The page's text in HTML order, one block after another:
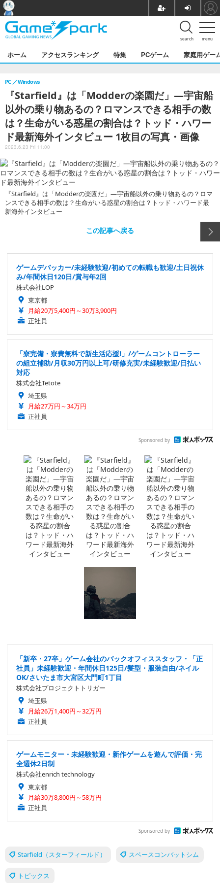
menu
search
ホーム アクセスランキング 特集 PCゲーム 家庭用ゲー
『Starfield』は「Modderの楽園だ」―宇宙船
以外の乗り物あるの？ロマンスできる相手の数
は？生命がいる惑星の割合は？トッド・ハワー
ド最新海外インタビュー 1枚目の写真・画像
PC Windows
2023.6.23 Fri 11:00
『Starfield』は「Modderの楽園だ」―宇宙船以外の乗り物あるの？ロマ
ンスできる相手の数は？生命がいる惑星の割合は？トッド・ハワード最
新海外インタビュー
この記事へ戻る
ゲームデバッカー/未経験歓迎/初めての転職も歓迎/土日祝休
み/年間休日120日/賞与年2回
株式会社LOP
東京都
月給20万5,400円～30万3,900円
正社員
「寮完備・寮費無料で新生活応援!」/ゲームコントローラー
の組立補助/月収30万円以上可/研修充実/未経験歓迎/日払い
対応
株式会社Tetote
埼玉県
月給27万円～34万円
正社員
Sponsored by
「新卒・27卒」ゲーム会社のバックオフィススタッフ・「正
社員」未経験歓迎・年間休日125日/髪型・服装自由/ネイル
OK/さいたま市大宮区大門町1丁目
株式会社プロジェクトトリガー
埼玉県
月給26万1,400円～32万円
正社員
ゲームモニター・未経験歓迎・新作ゲームを遊んで評価・完
全週休2日制
株式会社enrich technology
東京都
月給30万8,800円～58万円
正社員
Sponsored by
Starfield（スターフィールド） スペースコンバットシム
トピックス